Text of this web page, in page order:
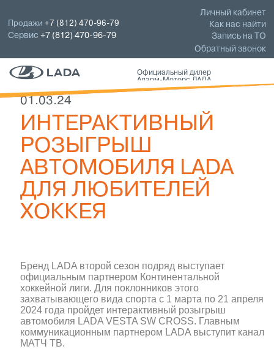
Личный кабинет
Как нас найти
Запись на ТО
Обратный звонок
Продажи+7 (812) 470-96-79
Сервис+7 (812) 470-96-79
Официальный дилер
Аларм-Моторс ЛАДА
01.03.24
ИНТЕРАКТИВНЫЙ
РОЗЫГРЫШ
АВТОМОБИЛЯ LADA
ДЛЯ ЛЮБИТЕЛЕЙ
ХОККЕЯ
Бренд LADA второй сезон подряд выступает
официальным партнером Континентальной
хоккейной лиги. Для поклонников этого
захватывающего вида спорта с 1 марта по 21 апреля
2024 года пройдет интерактивный розыгрыш
автомобиля LADA VESTA SW CROSS. Главным
коммуникационным партнером LADA выступит канал
МАТЧ ТВ.